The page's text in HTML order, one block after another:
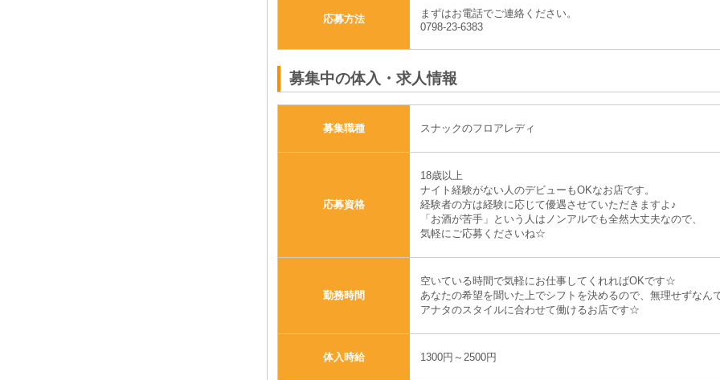
応募方法
まずはお電話でご連絡ください。
0798-23-6383
募集中の体入・求人情報
募集職種 スナックのフロアレディ
応募資格
18歳以上
ナイト経験がない人のデビューもOKなお店です。
経験者の方は経験に応じて優遇させていただきますよ♪
「お酒が苦手」という人はノンアルでも全然大丈夫なので、
気軽にご応募くださいね☆
勤務時間
空いている時間で気軽にお仕事してくれればOKです☆
あなたの希望を聞いた上でシフトを決めるので、無理せずなん
アナタのスタイルに合わせて働けるお店です☆
体入時給 1300円～2500円